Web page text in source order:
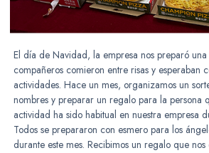
El día de Navidad, la empresa nos preparó una
compañeros comieron entre risas y esperaban
actividades. Hace un mes, organizamos un
nombres y preparar un regalo para la persona
actividad ha sido habitual en nuestra empresa
Todos se prepararon con esmero para los
durante este mes. Recibimos un regalo que nos